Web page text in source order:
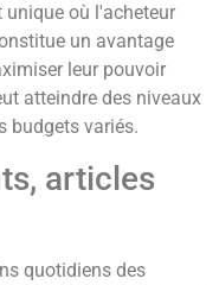
unique où l'acheteur
un avantage
leur pouvoir
atteindre des niveaux
budgets variés.
articles
quotidiens des